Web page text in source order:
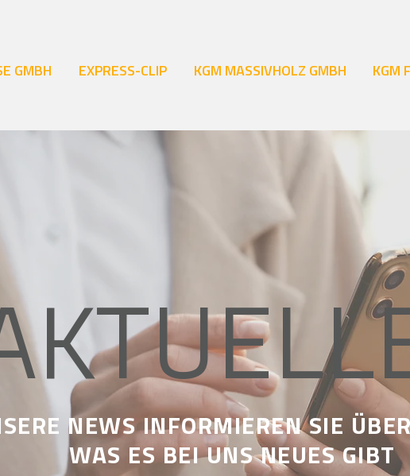
GMBH EXPRESS-CLIP KGM MASSIVHOLZ GMBH KGM
NEWS INFORMIEREN SIE
WAS ES BEI UNS NEUES GIBT